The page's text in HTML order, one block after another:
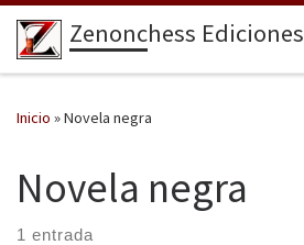
Saltar al contenido
Zenonchess Ediciones
Inicio »Novela negra
Novela negra
1 entrada